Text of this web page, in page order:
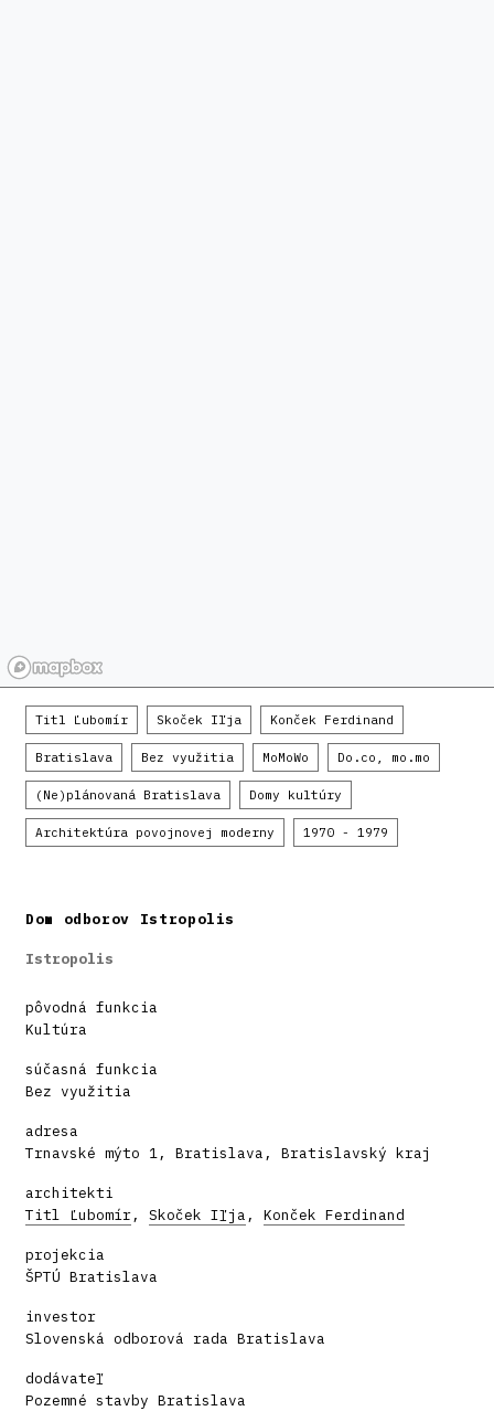
Titl Ľubomír Skoček Iľja Konček Ferdinand
Bratislava Bez využitia MoMoWo Do.co, mo.mo
(Ne)plánovaná Bratislava Domy kultúry
Architektúra povojnovej moderny 1970 - 1979
Dom odborov Istropolis
Istropolis
pôvodná funkcia
Kultúra
súčasná funkcia
Bez využitia
adresa
Trnavské mýto 1, Bratislava, Bratislavský kraj
architekti
Titl Ľubomír, Skoček Iľja, Konček Ferdinand
projekcia
ŠPTÚ Bratislava
investor
Slovenská odborová rada Bratislava
dodávateľ
Pozemné stavby Bratislava